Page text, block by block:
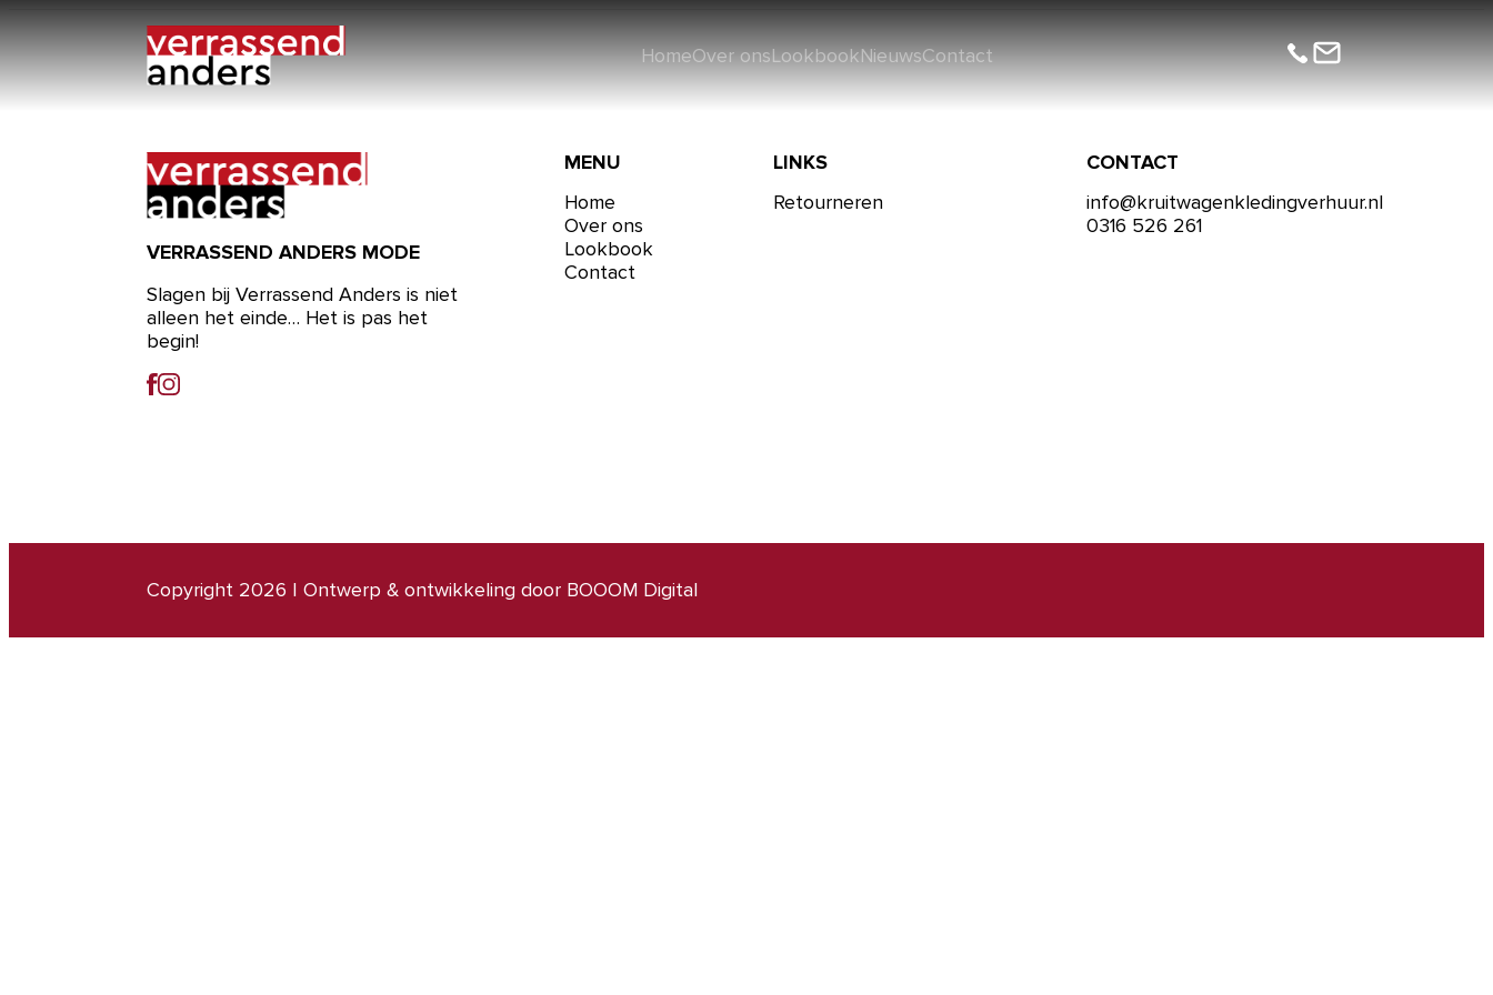
Ga
naar
de
inhoud
HomeOver onsLookbookNieuwsContact
VERRASSEND ANDERS MODE
Slagen bij Verrassend Anders is niet
alleen het einde… Het is pas het
begin!
MENU
Home
Over ons
Lookbook
Contact
LINKS
Retourneren
CONTACT
info@kruitwagenkledingverhuur.nl
0316 526 261
Copyright 2026 | Ontwerp & ontwikkeling door BOOOM Digital